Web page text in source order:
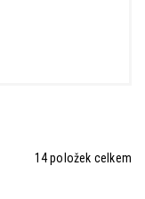
14položek celkem